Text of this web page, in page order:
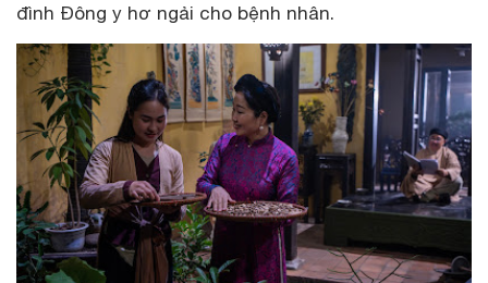
đình Đông y hơ ngải cho bệnh nhân.